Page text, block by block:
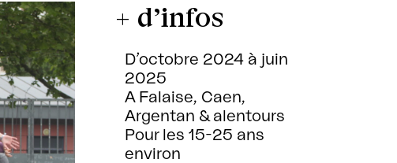
+ d’infos
D’octobre 2024 à juin
2025
A Falaise, Caen,
Argentan & alentours
Pour les 15-25 ans
environ